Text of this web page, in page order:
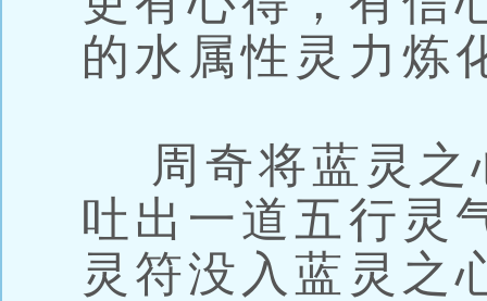
的水属性灵力炼
周奇将蓝灵之
吐出一道五行灵
灵符没入蓝灵之